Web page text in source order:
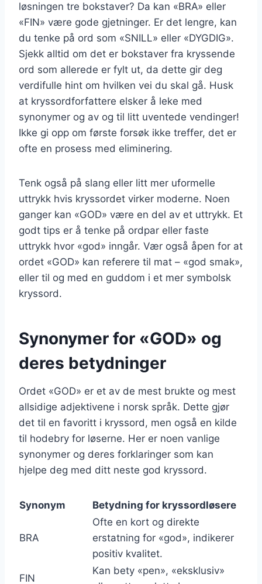
løsningen tre bokstaver? Da kan «BRA» eller
«FIN» være gode gjetninger. Er det lengre, kan
du tenke på ord som «SNILL» eller «DYGDIG».
Sjekk alltid om det er bokstaver fra kryssende
ord som allerede er fylt ut, da dette gir deg
verdifulle hint om hvilken vei du skal gå. Husk
at kryssordforfattere elsker å leke med
synonymer og av og til litt uventede vendinger!
Ikke gi opp om første forsøk ikke treffer, det er
ofte en prosess med eliminering.
Tenk også på slang eller litt mer uformelle
uttrykk hvis kryssordet virker moderne. Noen
ganger kan «GOD» være en del av et uttrykk. Et
godt tips er å tenke på ordpar eller faste
uttrykk hvor «god» inngår. Vær også åpen for at
ordet «GOD» kan referere til mat – «god smak»,
eller til og med en guddom i et mer symbolsk
kryssord.
Synonymer for «GOD» og
deres betydninger
Ordet «GOD» er et av de mest brukte og mest
allsidige adjektivene i norsk språk. Dette gjør
det til en favoritt i kryssord, men også en kilde
til hodebry for løserne. Her er noen vanlige
synonymer og deres forklaringer som kan
hjelpe deg med ditt neste god kryssord.
Synonym Betydning for kryssordløsere
BRA
Ofte en kort og direkte
erstatning for «god», indikerer
positiv kvalitet.
FIN
Kan bety «pen», «eksklusiv»